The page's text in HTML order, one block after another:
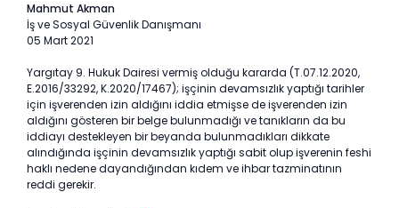
Mahmut Akman
İş ve Sosyal Güvenlik Danışmanı
05 Mart 2021
Yargıtay 9. Hukuk Dairesi vermiş olduğu kararda (T.07.12.2020,
E.2016/33292, K.2020/17467); işçinin devamsızlık yaptığı tarihler
için işverenden izin aldığını iddia etmişse de işverenden izin
aldığını gösteren bir belge bulunmadığı ve tanıkların da bu
iddiayı destekleyen bir beyanda bulunmadıkları dikkate
alındığında işçinin devamsızlık yaptığı sabit olup işverenin feshi
haklı nedene dayandığından kıdem ve ihbar tazminatının
reddi gerekir.